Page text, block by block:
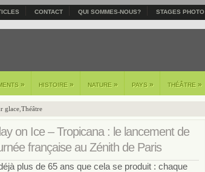
CONTACT QUI SOMMES-NOUS? STAGES PHOTO
» HISTOIRE » NATURE » PAYS » THÉÂTRE »
glace Théâtre
on Ice – Tropicana : le lancement de
française au Zénith de Paris
plus de 65 ans que cela se produit : chaque